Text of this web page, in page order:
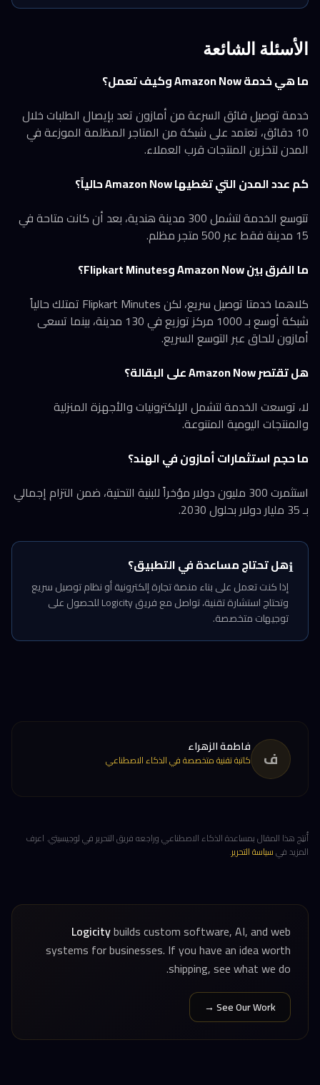
الأسئلة الشائعة
ما هي خدمة Amazon Now وكيف تعمل؟
خدمة توصيل فائق السرعة من أمازون تعد بإيصال الطلبات خلال
10 دقائق، تعتمد على شبكة من المتاجر المظلمة الموزعة في
المدن لتخزين المنتجات قرب العملاء.
كم عدد المدن التي تغطيها Amazon Now حالياً؟
تتوسع الخدمة لتشمل 300 مدينة هندية، بعد أن كانت متاحة في
15 مدينة فقط عبر 500 متجر مظلم.
ما الفرق بين Amazon Now وFlipkart Minutes؟
كلاهما خدمتا توصيل سريع، لكن Flipkart Minutes تمتلك حالياً
شبكة أوسع بـ 1000 مركز توزيع في 130 مدينة، بينما تسعى
أمازون للحاق عبر التوسع السريع.
هل تقتصر Amazon Now على البقالة؟
لا، توسعت الخدمة لتشمل الإلكترونيات والأجهزة المنزلية
والمنتجات اليومية المتنوعة.
ما حجم استثمارات أمازون في الهند؟
استثمرت 300 مليون دولار مؤخراً للبنية التحتية، ضمن التزام إجمالي
بـ 35 مليار دولار بحلول 2030.
ℹ️هل تحتاج مساعدة في التطبيق؟
إذا كنت تعمل على بناء منصة تجارة إلكترونية أو نظام توصيل سريع
وتحتاج استشارة تقنية، تواصل مع فريق Logicity للحصول على
توجيهات متخصصة.
ف فاطمة الزهراء
كاتبة تقنية متخصصة في الذكاء الاصطناعي
أُنتِج هذا المقال بمساعدة الذكاء الاصطناعي وراجعه فريق التحرير في لوجيسيتي. اعرف
المزيد فيسياسة التحرير.
Logicitybuilds custom software, AI, and web
systems for businesses. If you have an idea worth
shipping, see what we do.
See Our Work →